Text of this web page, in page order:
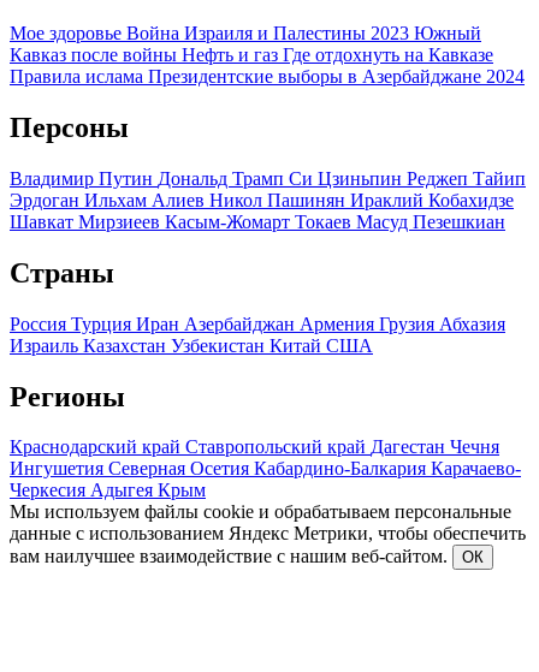
Мое здоровье Война Израиля и Палестины 2023 Южный
Кавказ после войны Нефть и газ Где отдохнуть на Кавказе
Правила ислама Президентские выборы в Азербайджане 2024
Персоны
Владимир Путин Дональд Трамп Си Цзиньпин Реджеп Тайип
Эрдоган Ильхам Алиев Никол Пашинян Ираклий Кобахидзе
Шавкат Мирзиеев Касым-Жомарт Токаев Масуд Пезешкиан
Страны
Россия Турция Иран Азербайджан Армения Грузия Абхазия
Израиль Казахстан Узбекистан Китай США
Регионы
Краснодарский край Ставропольский край Дагестан Чечня
Ингушетия Северная Осетия Кабардино-Балкария Карачаево-
Черкесия Адыгея Крым
Мы используем файлы cookie и обрабатываем персональные
данные с использованием Яндекс Метрики, чтобы обеспечить
вам наилучшее взаимодействие с нашим веб-сайтом.
ОК